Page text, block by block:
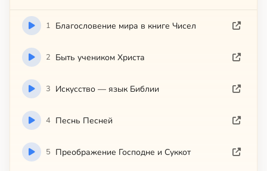
1 Благословение мира в книге Чисел
2 Быть учеником Христа
3 Искусство — язык Библии
4 Песнь Песней
5 Преображение Господне и Суккот